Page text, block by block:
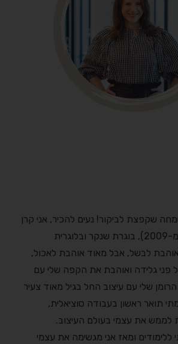
שקפצת לביקור! נעים להכיר, אני קרן
בר, מעצבת פנים (מ-2009), בוגרת שנקר ובלוגרית
לא אוהבת לבשל, אבל מאוד אוהבת לאכול,
פני גלידה ואוהבת את הקפה שלי עם
שלי עם עיצוב החל בגיל מאוד צעיר
תואר ראשון בעבודה סוציאלית,
לממש את עצמי בעולם העיצוב.
ללימודים ומאז אני מגשימה את עצמי